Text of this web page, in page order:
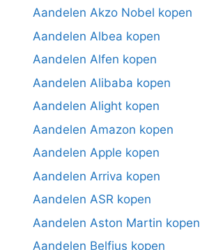
Aandelen Akzo Nobel kopen
Aandelen Albea kopen
Aandelen Alfen kopen
Aandelen Alibaba kopen
Aandelen Alight kopen
Aandelen Amazon kopen
Aandelen Apple kopen
Aandelen Arriva kopen
Aandelen ASR kopen
Aandelen Aston Martin kopen
Aandelen Belfius kopen